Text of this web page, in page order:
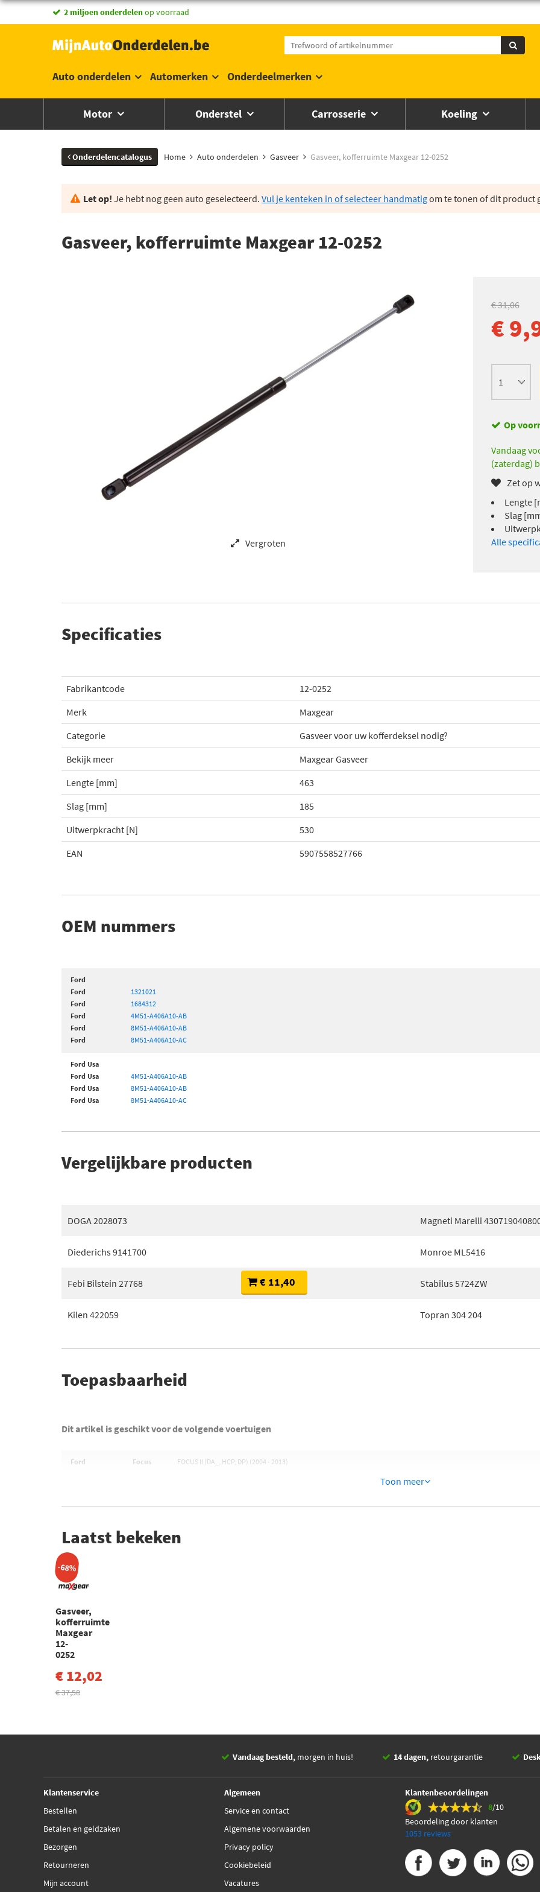
2 miljoen onderdelenop voorraad
Auto onderdelen Automerken Onderdeelmerken
Motor Onderstel Carrosserie Koeling
Onderdelencatalogus Home Auto onderdelen Gasveer Gasveer, kofferruimte Maxgear 12-0252
Let op! Je hebt nog geen auto geselecteerd. Vul je kenteken in of selecteer handmatigom te tonen of dit product
Gasveer, kofferruimte Maxgear 12-0252
Vergroten
€ 31,06
€
Op
Vandaag
(zaterdag)
Zet op
Lengte
Slag
Alle
Specificaties
Fabrikantcode
12-0252
Merk
Maxgear
Categorie
Gasveer voor uw kofferdeksel nodig?
Bekijk meer
Maxgear Gasveer
Lengte [mm]
463
Slag [mm]
185
Uitwerpkracht [N]
530
EAN
5907558527766
OEM nummers
Ford
Ford
1321021
Ford
1684312
Ford
4M51-A406A10-AB
Ford
8M51-A406A10-AB
Ford
8M51-A406A10-AC
Ford Usa
Ford Usa
4M51-A406A10-AB
Ford Usa
8M51-A406A10-AB
Ford Usa
8M51-A406A10-AC
Vergelijkbare producten
DOGA 2028073
Diederichs 9141700
Febi Bilstein 27768 € 11,40
Kilen 422059
Magneti Marelli
Monroe ML5416
Stabilus 5724ZW
Topran 304 204
Toepasbaarheid
Dit artikel is geschikt voor de volgende voertuigen
Ford Focus FOCUS II (DA_, HCP, DP) (2004 - 2013)
Toon meer
Laatst bekeken
-68%
Gasveer,
kofferruimte
Maxgear
12-
0252
€ 12,02
€ 37,58
Vandaag besteld, morgen in huis! 14 dagen, retourgarantie
Klantenservice
Bestellen
Betalen en geldzaken
Bezorgen
Retourneren
Mijn account
Algemeen
Service en contact
Algemene voorwaarden
Privacy policy
Cookiebeleid
Vacatures
Klantenbeoordelingen
8/10
Beoordeling door klanten
1053 reviews